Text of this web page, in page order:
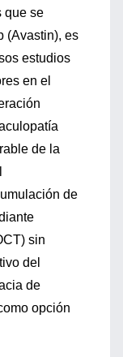
que se
(Avastin), es
estudios
en el
de la
de
sin
del
de
opción